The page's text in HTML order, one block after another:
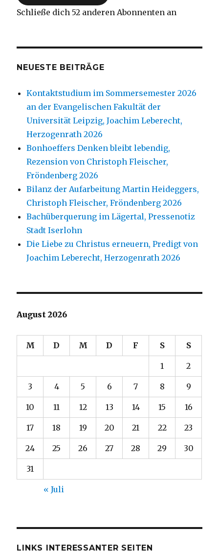
Schließe dich 52 anderen Abonnenten an
NEUESTE BEITRÄGE
Kontaktstudium im Sommersemester 2026
an der Evangelischen Fakultät der
Universität Leipzig, Joachim Leberecht,
Herzogenrath 2026
Bonhoeffers Denken bleibt lebendig,
Rezension von Christoph Fleischer,
Fröndenberg 2026
Bilanz der Aufarbeitung Martin Heideggers,
Christoph Fleischer, Fröndenberg 2026
Bachüberquerung im Lägertal, Pressenotiz
Stadt Iserlohn
Die Liebe zu Christus erneuern, Predigt von
Joachim Leberecht, Herzogenrath 2026
August 2026
M D M D F S S
1 2
3 4 5 6 7 8 9
10 11 12 13 14 15 16
17 18 19 20 21 22 23
24 25 26 27 28 29 30
31
« Juli
LINKS INTERESSANTER SEITEN